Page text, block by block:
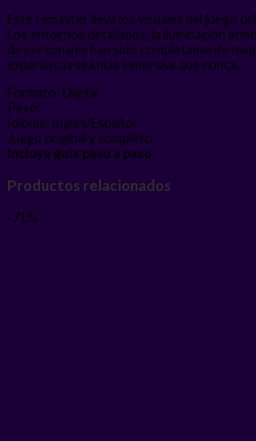
Este remaster lleva los visuales del juego
Los entornos detallados, la iluminación
de personajes han sido completamente
experiencia sea más inmersiva que nunca.
Formato: Digital
Peso:
Idioma: Ingles/Español
Juego original y completo
Incluye guia paso a paso
Productos relacionados
-71%